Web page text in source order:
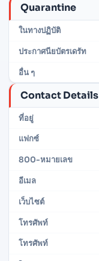
Quarantine
ในทางปฏิบัติ
ประกาศนียบัตรเดรัท
อื่น ๆ
Contact Details
ที่อยู่
แฟกซ์
800-หมายเลข
อีเมล
เว็บไซต์
โทรศัพท์
โทรศัพท์